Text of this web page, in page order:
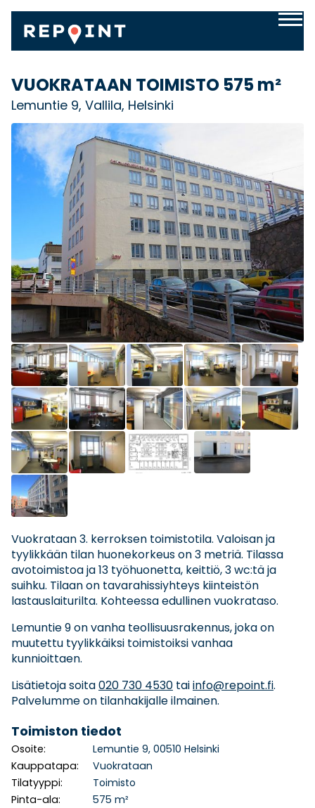
VUOKRATAAN TOIMISTO 575 m²
Lemuntie 9, Vallila, Helsinki
Vuokrataan 3. kerroksen toimistotila. Valoisan ja
tyylikkään tilan huonekorkeus on 3 metriä. Tilassa
avotoimistoa ja 13 työhuonetta, keittiö, 3 wc:tä ja
suihku. Tilaan on tavarahissiyhteys kiinteistön
lastauslaiturilta. Kohteessa edullinen vuokrataso.
Lemuntie 9 on vanha teollisuusrakennus, joka on
muutettu tyylikkäiksi toimistoiksi vanhaa
kunnioittaen.
Lisätietoja soita020 730 4530 taiinfo@repoint.fi.
Palvelumme on tilanhakijalle ilmainen.
Toimiston tiedot
Osoite:
Lemuntie 9, 00510 Helsinki
Kauppatapa:
Vuokrataan
Tilatyyppi:
Toimisto
Pinta-ala:
575 m²